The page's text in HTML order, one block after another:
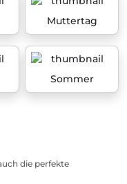
Muttertag
Sommer
die perfekte